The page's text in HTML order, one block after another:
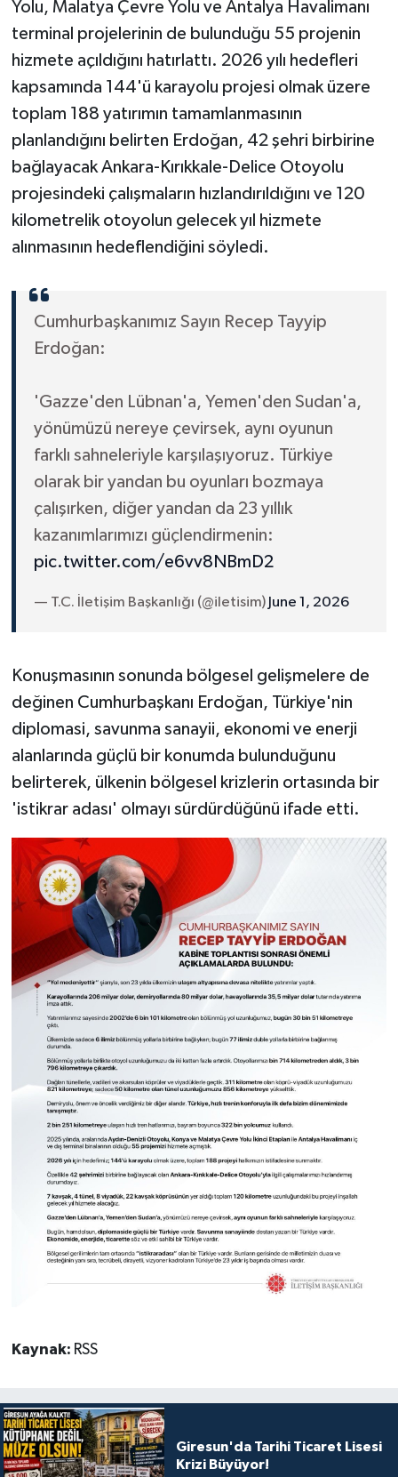
Yolu, Malatya Çevre Yolu ve Antalya Havalimanı
terminal projelerinin de bulunduğu 55 projenin
hizmete açıldığını hatırlattı. 2026 yılı hedefleri
kapsamında 144'ü karayolu projesi olmak üzere
toplam 188 yatırımın tamamlanmasının
planlandığını belirten Erdoğan, 42 şehri birbirine
bağlayacak Ankara-Kırıkkale-Delice Otoyolu
projesindeki çalışmaların hızlandırıldığını ve 120
kilometrelik otoyolun gelecek yıl hizmete
alınmasının hedeflendiğini söyledi.
Cumhurbaşkanımız Sayın Recep Tayyip
Erdoğan:
'Gazze'den Lübnan'a, Yemen'den Sudan'a,
yönümüzü nereye çevirsek, aynı oyunun
farklı sahneleriyle karşılaşıyoruz. Türkiye
olarak bir yandan bu oyunları bozmaya
çalışırken, diğer yandan da 23 yıllık
kazanımlarımızı güçlendirmenin:
pic.twitter.com/e6vv8NBmD2
— T.C. İletişim Başkanlığı (@iletisim) June 1, 2026
Konuşmasının sonunda bölgesel gelişmelere de
değinen Cumhurbaşkanı Erdoğan, Türkiye'nin
diplomasi, savunma sanayii, ekonomi ve enerji
alanlarında güçlü bir konumda bulunduğunu
belirterek, ülkenin bölgesel krizlerin ortasında bir
'istikrar adası' olmayı sürdürdüğünü ifade etti.
Kaynak: RSS
Giresun'da Tarihi Ticaret Lisesi
Krizi Büyüyor!